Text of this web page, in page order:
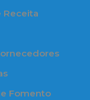
Receita
Fomento